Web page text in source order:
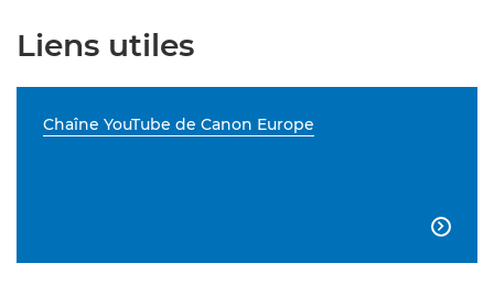
Liens utiles
Chaîne YouTube de Canon Europe
